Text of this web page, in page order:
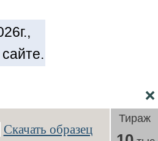
❌
Скачать образец
Тираж